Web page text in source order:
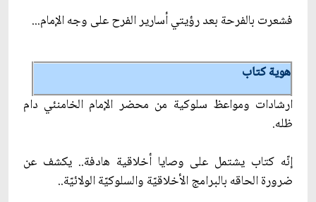
فشعرت بالفرحة بعد رؤيتي أسارير الفرح على وجه الإمام...
هوية كتاب
ارشادات ومواعظ سلوكية من محضر الإمام الخامنئي دام
ظله.
إنّه كتاب يشتمل على وصايا أخلاقية هادفة.. يكشف عن
ضرورة الحاقه بالبرامج الأخلاقيّة والسلوكيّة الولائيّة..